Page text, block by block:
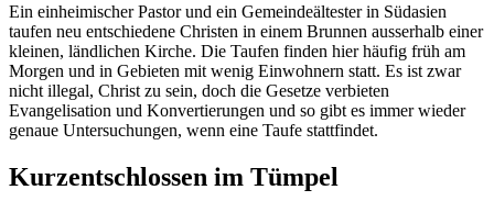
Ein einheimischer Pastor und ein Gemeindeältester in Südasien
taufen neu entschiedene Christen in einem Brunnen ausserhalb einer
kleinen, ländlichen Kirche. Die Taufen finden hier häufig früh am
Morgen und in Gebieten mit wenig Einwohnern statt. Es ist zwar
nicht illegal, Christ zu sein, doch die Gesetze verbieten
Evangelisation und Konvertierungen und so gibt es immer wieder
genaue Untersuchungen, wenn eine Taufe stattfindet.
Kurzentschlossen im Tümpel